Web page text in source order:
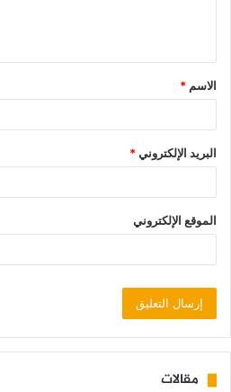
الاسم *
البريد الإلكتروني*
الموقع الإلكتروني
مقالات